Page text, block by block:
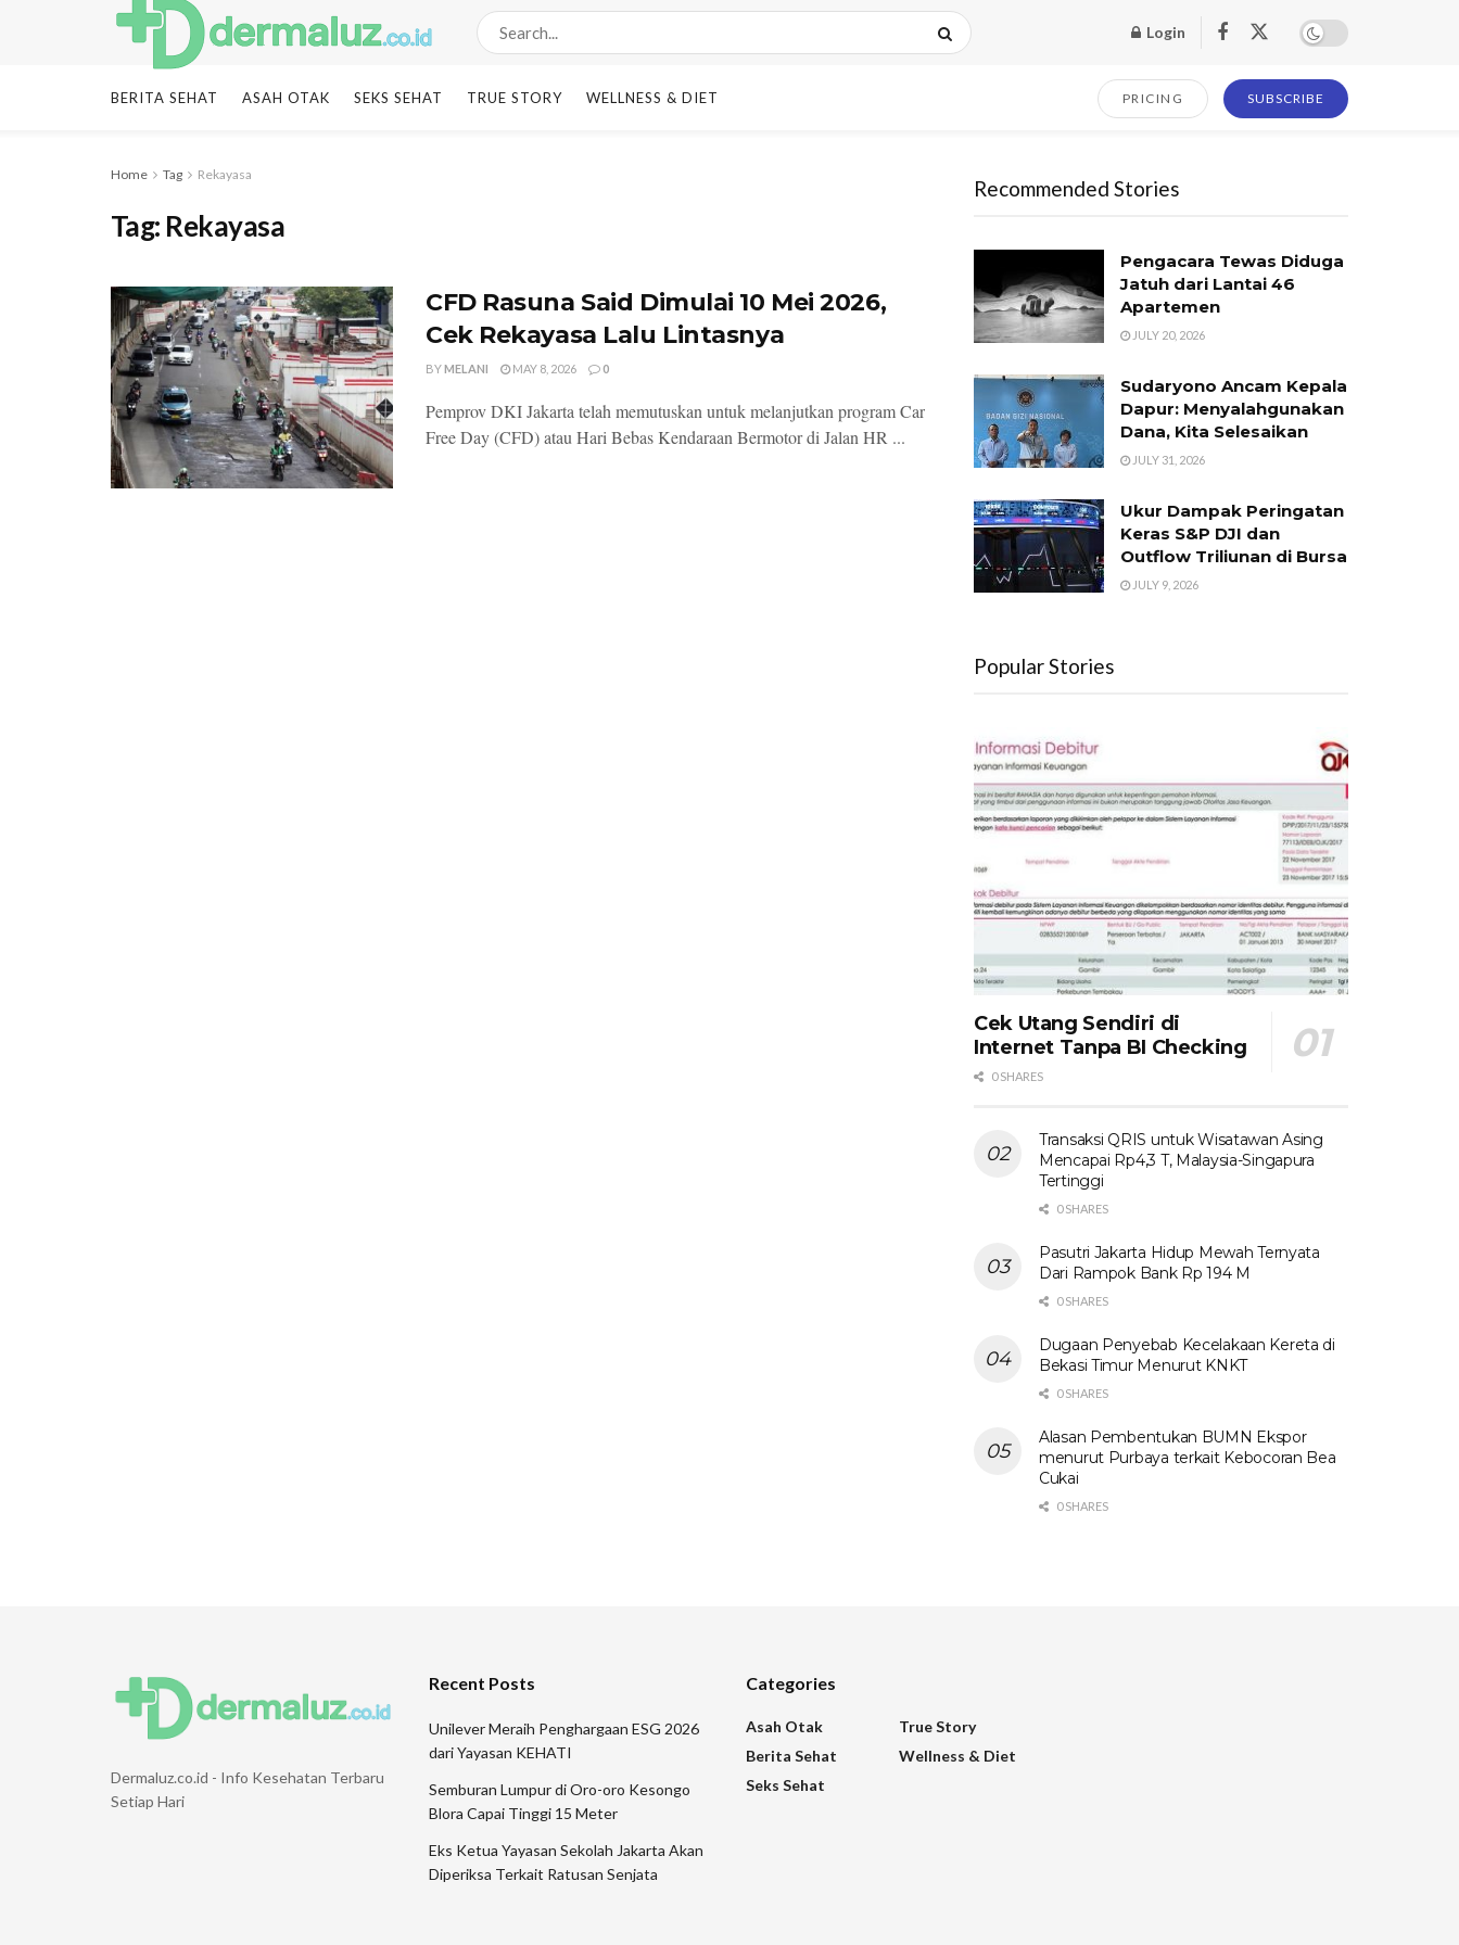
Login
BERITA SEHAT ASAH OTAK SEKS SEHAT TRUE STORY WELLNESS & DIET PRICING SUBSCRIBE
Home Tag Rekayasa
Tag: Rekayasa
CFD Rasuna Said Dimulai 10 Mei 2026,
Cek Rekayasa Lalu Lintasnya
BYMELANI MAY 8, 2026 0
Pemprov DKI Jakarta telah memutuskan untuk melanjutkan program Car
Free Day (CFD) atau Hari Bebas Kendaraan Bermotor di Jalan HR ...
Recommended Stories
Pengacara Tewas Diduga
Jatuh dari Lantai 46
Apartemen
JULY 20, 2026
Sudaryono Ancam Kepala
Dapur: Menyalahgunakan
Dana, Kita Selesaikan
JULY 31, 2026
Ukur Dampak Peringatan
Keras S&P DJI dan
Outflow Triliunan di Bursa
JULY 9, 2026
Popular Stories
Cek Utang Sendiri di
Internet Tanpa BI Checking
0 SHARES
Transaksi QRIS untuk Wisatawan Asing
Mencapai Rp4,3 T, Malaysia-Singapura
Tertinggi
0 SHARES
Pasutri Jakarta Hidup Mewah Ternyata
Dari Rampok Bank Rp 194 M
0 SHARES
Dugaan Penyebab Kecelakaan Kereta di
Bekasi Timur Menurut KNKT
0 SHARES
Alasan Pembentukan BUMN Ekspor
menurut Purbaya terkait Kebocoran Bea
Cukai
0 SHARES
Dermaluz.co.id - Info Kesehatan Terbaru
Setiap Hari
Recent Posts
Unilever Meraih Penghargaan ESG 2026
dari Yayasan KEHATI
Semburan Lumpur di Oro-oro Kesongo
Blora Capai Tinggi 15 Meter
Eks Ketua Yayasan Sekolah Jakarta Akan
Diperiksa Terkait Ratusan Senjata
Categories
Asah Otak
Berita Sehat
Seks Sehat
True Story
Wellness & Diet